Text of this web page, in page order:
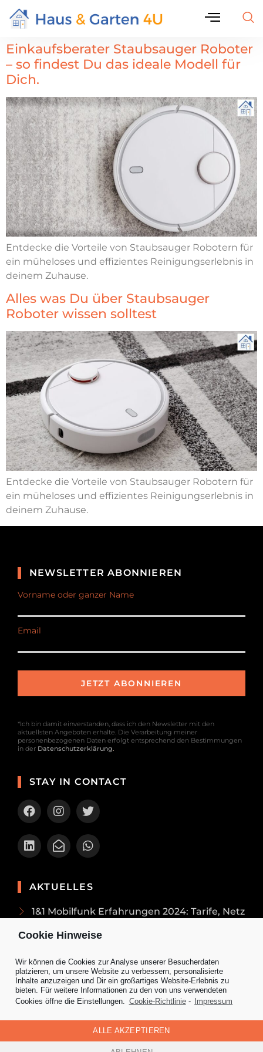
Einkaufsberater Staubsauger Roboter
– so findest Du das ideale Modell für
Dich.
Entdecke die Vorteile von Staubsauger Robotern für
ein müheloses und effizientes Reinigungserlebnis in
deinem Zuhause.
Alles was Du über Staubsauger
Roboter wissen solltest
Entdecke die Vorteile von Staubsauger Robotern für
ein müheloses und effizientes Reinigungserlebnis in
deinem Zuhause.
AKTUELLES
1&1 Mobilfunk Erfahrungen 2024: Tarife, Netz
passendes Vogelfutter
Schneeschaufel kaufen - Wodrauf Du
achten solltest
STAY IN CONTACT
NEWSLETTER ABONNIEREN
Vorname oder ganzer Name
Email
*Ich bin damit einverstanden, dass ich den Newsletter mit den
aktuellsten Angeboten erhalte. Die Verarbeitung meiner
personenbezogenen Daten erfolgt entsprechend den Bestimmungen
in der Datenschutzerklärung
Cookie Hinweise
Wir können die Cookies zur Analyse unserer Besucherdaten
platzieren, um unsere Website zu verbessern, personalisierte
Inhalte anzuzeigen und Dir ein großartiges Website-Erlebnis zu
bieten. Für weitere Informationen zu den von uns verwendeten
Cookies öffne die Einstellungen.
Cookie-Richtlinie- Impressum
ALLE AKZEPTIEREN